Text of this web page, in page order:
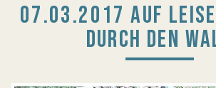
07.03.2017 AUF
DURCH DEN